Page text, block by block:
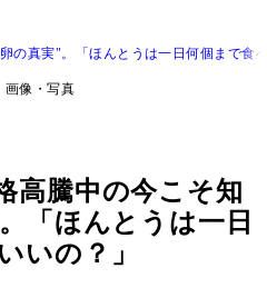
の真実"。「ほんとうは一日何個まで食
画像・写真
高騰中の今こそ知
「ほんとうは一日
いの？」